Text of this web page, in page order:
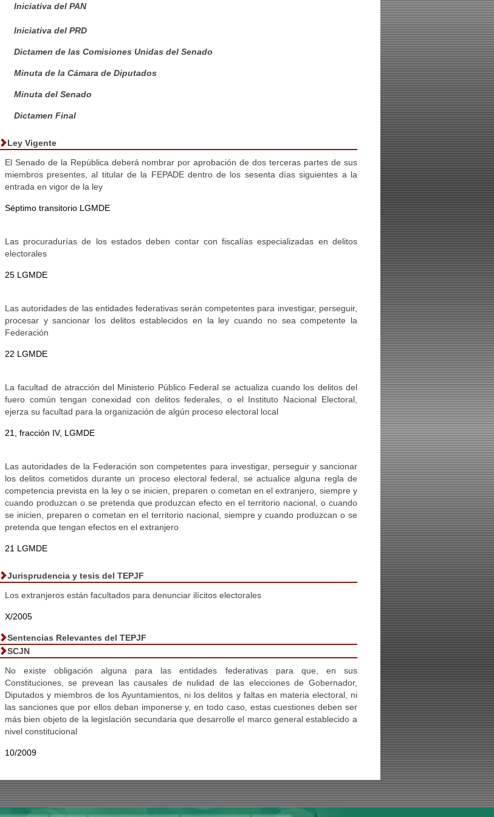
Iniciativa del PAN
Iniciativa del PRD
Dictamen de las Comisiones Unidas del Senado
Minuta de la Cámara de Diputados
Minuta del Senado
Dictamen Final
Ley Vigente
El Senado de la República deberá nombrar por aprobación de dos terceras partes de sus
miembros presentes, al titular de la FEPADE dentro de los sesenta días siguientes a la
entrada en vigor de la ley
Séptimo transitorio LGMDE
Las procuradurías de los estados deben contar con fiscalías especializadas en delitos
electorales
25 LGMDE
Las autoridades de las entidades federativas serán competentes para investigar, perseguir,
procesar y sancionar los delitos establecidos en la ley cuando no sea competente la
Federación
22 LGMDE
La facultad de atracción del Ministerio Público Federal se actualiza cuando los delitos del
fuero común tengan conexidad con delitos federales, o el Instituto Nacional Electoral,
ejerza su facultad para la organización de algún proceso electoral local
21, fracción IV, LGMDE
Las autoridades de la Federación son competentes para investigar, perseguir y sancionar
los delitos cometidos durante un proceso electoral federal, se actualice alguna regla de
competencia prevista en la ley o se inicien, preparen o cometan en el extranjero, siempre y
cuando produzcan o se pretenda que produzcan efecto en el territorio nacional, o cuando
se inicien, preparen o cometan en el territorio nacional, siempre y cuando produzcan o se
pretenda que tengan efectos en el extranjero
21 LGMDE
Jurisprudencia y tesis del TEPJF
Los extranjeros están facultados para denunciar ilícitos electorales
X/2005
Sentencias Relevantes del TEPJF
SCJN
No existe obligación alguna para las entidades federativas para que, en sus
Constituciones, se prevean las causales de nulidad de las elecciones de Gobernador,
Diputados y miembros de los Ayuntamientos, ni los delitos y faltas en materia electoral, ni
las sanciones que por ellos deban imponerse y, en todo caso, estas cuestiones deben ser
más bien objeto de la legislación secundaria que desarrolle el marco general establecido a
nivel constitucional
10/2009